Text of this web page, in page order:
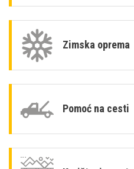
Zimska oprema
Pomoć na cesti